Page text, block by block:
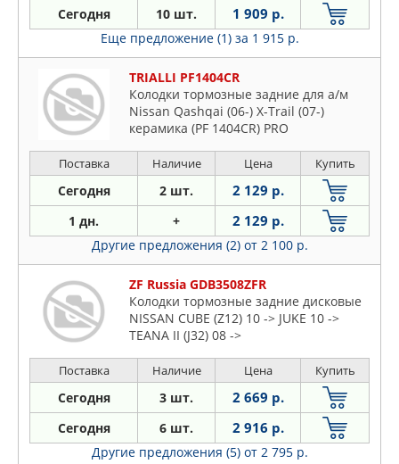
Сегодня 10 шт. 1 909 р.
Еще предложение (1) за 1 915 р.
TRIALLI PF1404CR
Колодки тормозные задние для а/м
Nissan Qashqai (06-) X-Trail (07-)
керамика (PF 1404CR) PRO
Поставка Наличие Цена Купить
Сегодня 2 шт. 2 129 р.
1 дн. + 2 129 р.
Другие предложения (2) от 2 100 р.
ZF Russia GDB3508ZFR
Колодки тормозные задние дисковые
NISSAN CUBE (Z12) 10 -> JUKE 10 ->
TEANA II (J32) 08 ->
Поставка Наличие Цена Купить
Сегодня 3 шт. 2 669 р.
Сегодня 6 шт. 2 916 р.
Другие предложения (5) от 2 795 р.